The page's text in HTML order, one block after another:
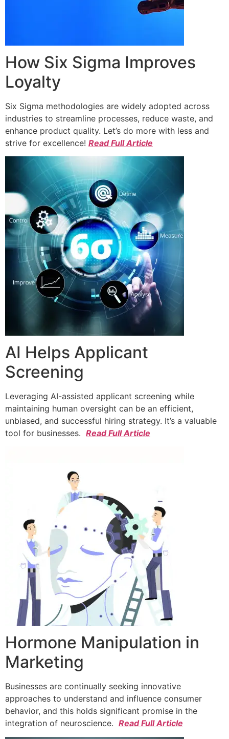
How Six Sigma Improves
Loyalty
Six Sigma methodologies are widely adopted across
industries to streamline processes, reduce waste, and
enhance product quality. Let’s do more with less and
strive for excellence! Read Full Article
AI Helps Applicant
Screening
Leveraging AI-assisted applicant screening while
maintaining human oversight can be an efficient,
unbiased, and successful hiring strategy. It’s a valuable
tool for businesses. Read Full Article
Hormone Manipulation in
Marketing
Businesses are continually seeking innovative
approaches to understand and influence consumer
behavior, and this holds significant promise in the
integration of neuroscience. Read Full Article